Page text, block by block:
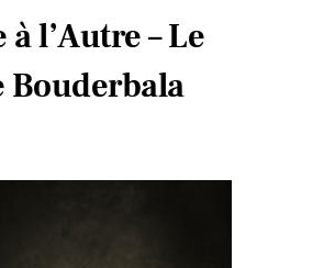
à l’Autre – Le
Bouderbala